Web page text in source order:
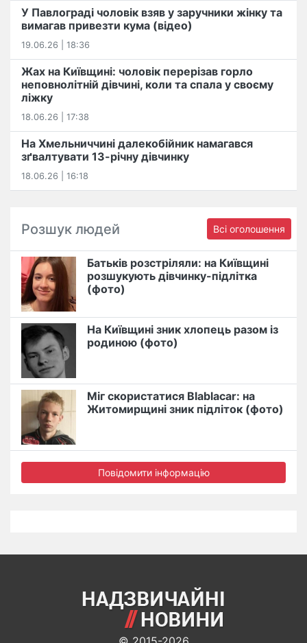
У Павлограді чоловік взяв у заручники жінку та
вимагав привезти кума (відео)
19.06.26 | 18:36
Жах на Київщині: чоловік перерізав горло
неповнолітній дівчині, коли та спала у своєму
ліжку
18.06.26 | 17:38
На Хмельниччині далекобійник намагався
зґвалтувати 13-річну дівчинку
18.06.26 | 16:18
Розшук людей Всі оголошення
Батьків розстріляли: на Київщині
розшукують дівчинку-підлітка
(фото)
На Київщині зник хлопець разом із
родиною (фото)
Міг скористатися Blablacar: на
Житомирщині зник підліток (фото)
Повідомити інформацію